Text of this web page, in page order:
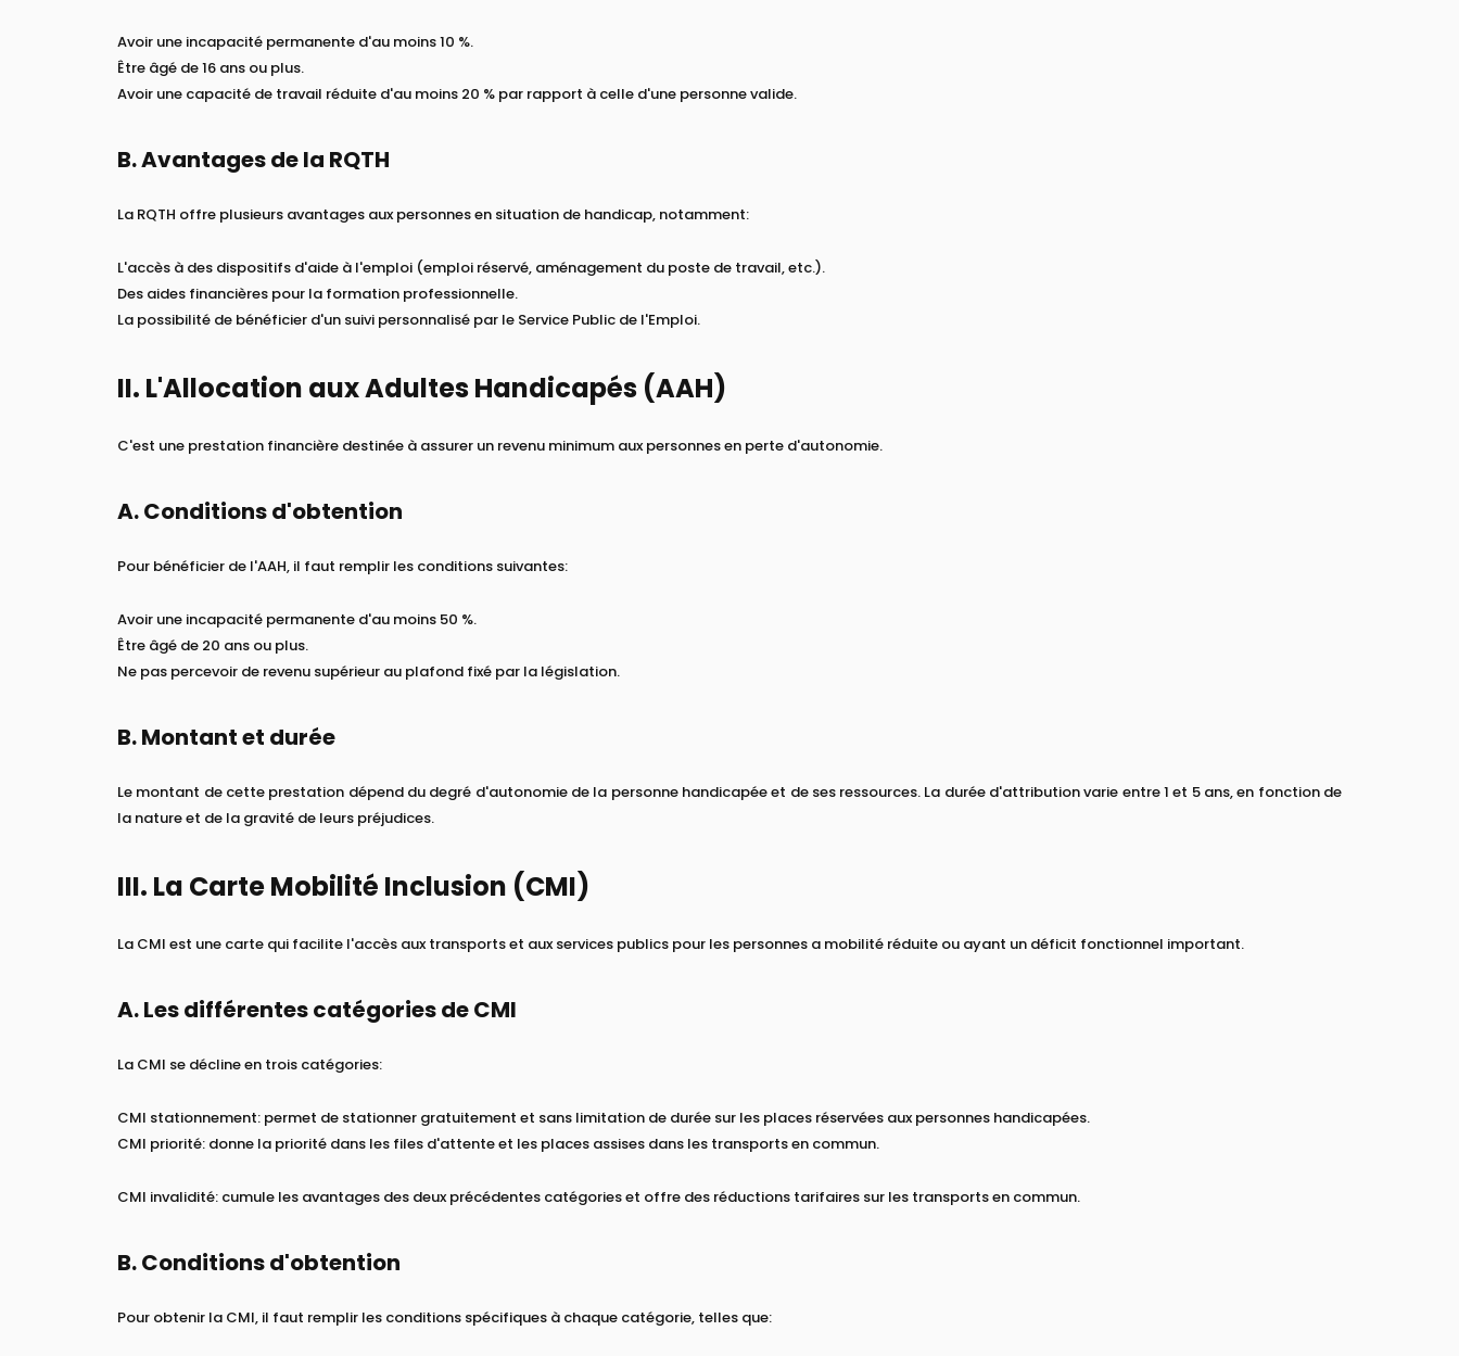
Avoir une incapacité permanente d'au moins 10 %.
Être âgé de 16 ans ou plus.
Avoir une capacité de travail réduite d'au moins 20 % par rapport à celle d'une personne valide.
B. Avantages de la RQTH
La RQTH offre plusieurs avantages aux personnes en situation de handicap, notamment:
L'accès à des dispositifs d'aide à l'emploi (emploi réservé, aménagement du poste de travail, etc.).
Des aides financières pour la formation professionnelle.
La possibilité de bénéficier d'un suivi personnalisé par le Service Public de l'Emploi.
II. L'Allocation aux Adultes Handicapés (AAH)
C'est une prestation financière destinée à assurer un revenu minimum aux personnes en perte d'autonomie.
A. Conditions d'obtention
Pour bénéficier de l'AAH, il faut remplir les conditions suivantes:
Avoir une incapacité permanente d'au moins 50 %.
Être âgé de 20 ans ou plus.
Ne pas percevoir de revenu supérieur au plafond fixé par la législation.
B. Montant et durée
Le montant de cette prestation dépend du degré d'autonomie de la personne handicapée et de ses ressources. La durée d'attribution varie entre 1 et 5 ans, en fonction de
la nature et de la gravité de leurs préjudices.
III. La Carte Mobilité Inclusion (CMI)
La CMI est une carte qui facilite l'accès aux transports et aux services publics pour les personnes a mobilité réduite ou ayant un déficit fonctionnel important.
A. Les différentes catégories de CMI
La CMI se décline en trois catégories:
CMI stationnement: permet de stationner gratuitement et sans limitation de durée sur les places réservées aux personnes handicapées.
CMI priorité: donne la priorité dans les files d'attente et les places assises dans les transports en commun.
CMI invalidité: cumule les avantages des deux précédentes catégories et offre des réductions tarifaires sur les transports en commun.
B. Conditions d'obtention
Pour obtenir la CMI, il faut remplir les conditions spécifiques à chaque catégorie, telles que: